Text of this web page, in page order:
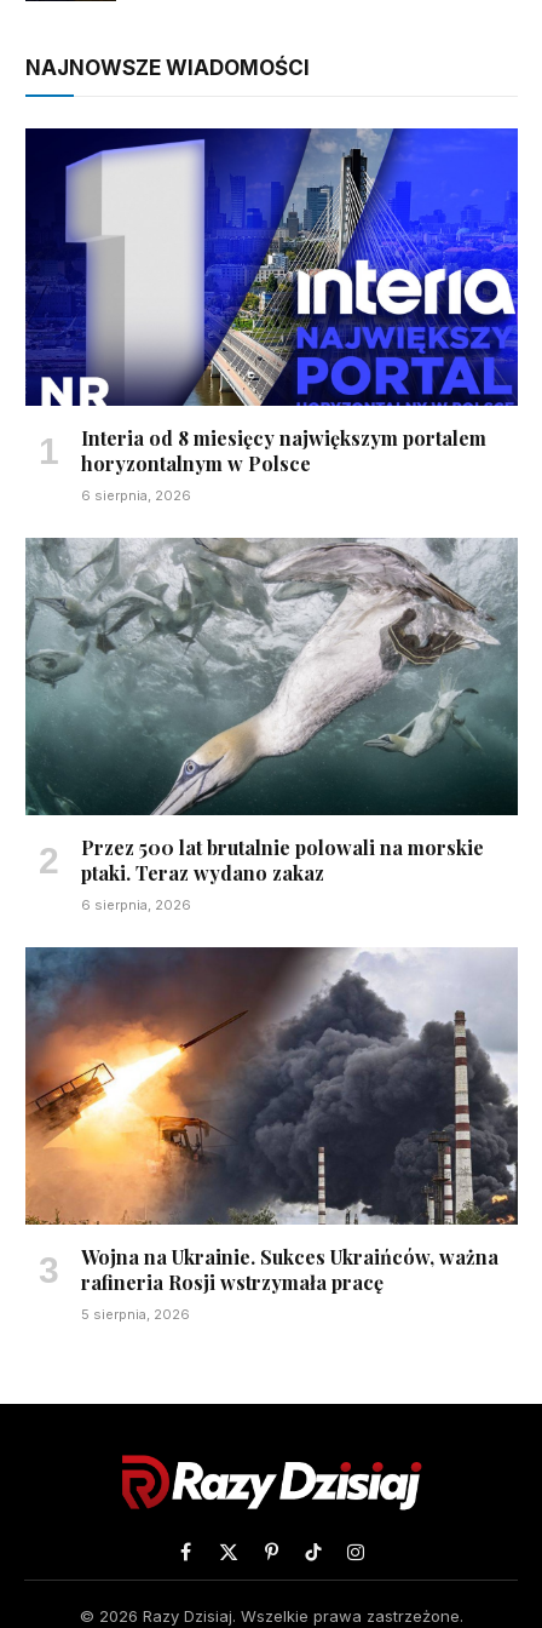
NAJNOWSZE WIADOMOŚCI
Interia od 8 miesięcy największym portalem
horyzontalnym w Polsce
6 sierpnia, 2026
Przez 500 lat brutalnie polowali na morskie
ptaki. Teraz wydano zakaz
6 sierpnia, 2026
Wojna na Ukrainie. Sukces Ukraińców, ważna
rafineria Rosji wstrzymała pracę
5 sierpnia, 2026
Facebook
X
PinterestTikTokInstagram
© 2026 Razy Dzisiaj. Wszelkie prawa zastrzeżone.